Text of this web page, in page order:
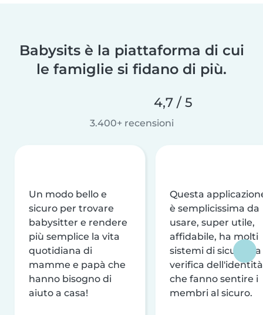
Babysits è la piattaforma di cui
le famiglie si fidano di più.
4,7 / 5
3.400+ recensioni
Un modo bello e
sicuro per trovare
babysitter e rendere
più semplice la vita
quotidiana di
mamme e papà che
hanno bisogno di
aiuto a casa!
Questa
è semplicissima da
usare, super utile,
affidabile, ha molti
sistemi di sicurezza
verifica dell'identità
che fanno sentire i
membri al sicuro.